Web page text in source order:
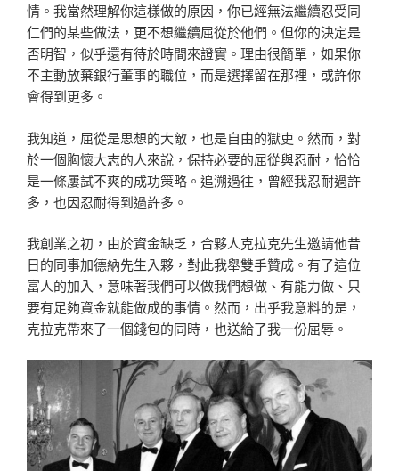
情。我當然理解你這樣做的原因，你已經無法繼續忍受同
仁們的某些做法，更不想繼續屈從於他們。但你的決定是
否明智，似乎還有待於時間來證實。理由很簡單，如果你
不主動放棄銀行董事的職位，而是選擇留在那裡，或許你
會得到更多。
我知道，屈從是思想的大敵，也是自由的獄吏。然而，對
於一個胸懷大志的人來說，保持必要的屈從與忍耐，恰恰
是一條屢試不爽的成功策略。追溯過往，曾經我忍耐過許
多，也因忍耐得到過許多。
我創業之初，由於資金缺乏，合夥人克拉克先生邀請他昔
日的同事加德納先生入夥，對此我舉雙手贊成。有了這位
富人的加入，意味著我們可以做我們想做、有能力做、只
要有足夠資金就能做成的事情。然而，出乎我意料的是，
克拉克帶來了一個錢包的同時，也送給了我一份屈辱。